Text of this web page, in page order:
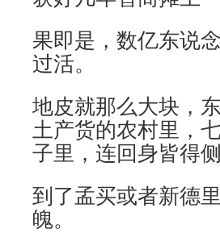
果即是，数亿东说
过活。
地皮就那么大块，
土产货的农村里，
子里，连回身皆得侧
到了孟买或者新德
魄。